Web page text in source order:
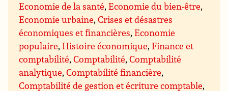
Economie de la santé,Economie du bien-être,
Economie urbaine,Crises et désastres
économiques et financières,Economie
populaire,Histoire économique,Finance et
comptabilité,Comptabilité,Comptabilité
analytique,Comptabilité financière,
Comptabilité de gestion et écriture comptable,